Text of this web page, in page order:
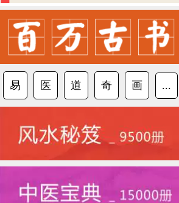
易 医 道 奇 画 ...